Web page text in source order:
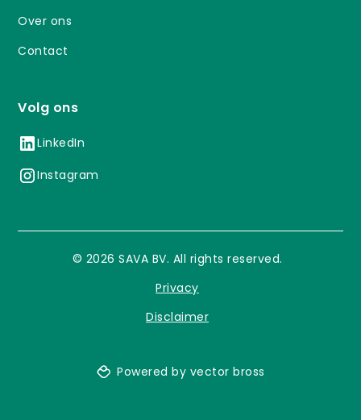
Over ons
Contact
Volg ons
LinkedIn
Instagram
© 2026 SAVA BV. All rights reserved.
Privacy
Disclaimer
Powered by vector bross